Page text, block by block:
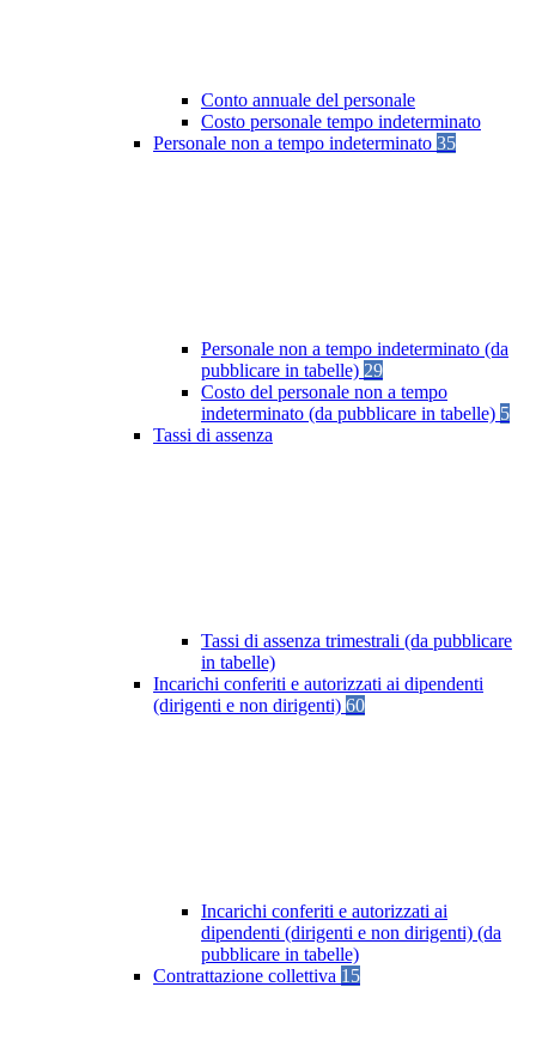
Conto annuale del personale
Costo personale tempo indeterminato
Personale non a tempo indeterminato 35
Personale non a tempo indeterminato (da
pubblicare in tabelle) 29
Costo del personale non a tempo
indeterminato (da pubblicare in tabelle) 5
Tassi di assenza
Tassi di assenza trimestrali (da pubblicare
in tabelle)
Incarichi conferiti e autorizzati ai dipendenti
(dirigenti e non dirigenti) 60
Incarichi conferiti e autorizzati ai
dipendenti (dirigenti e non dirigenti) (da
pubblicare in tabelle)
Contrattazione collettiva 15